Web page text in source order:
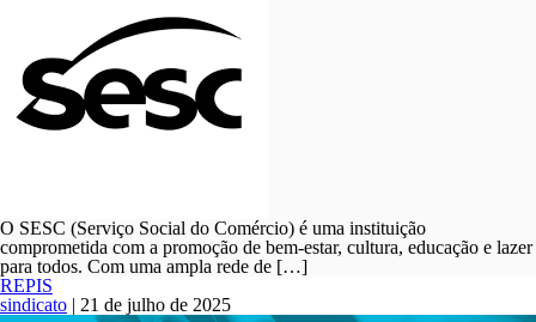
O SESC (Serviço Social do Comércio) é uma instituição
comprometida com a promoção de bem-estar, cultura, educação e lazer
para todos. Com uma ampla rede de […]
REPIS
sindicato | 21 de julho de 2025